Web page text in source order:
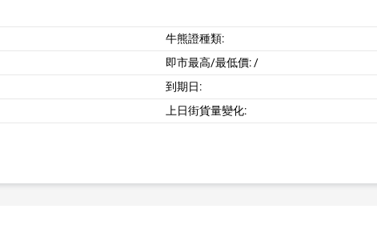
牛熊證種類:
即市最高/最低價: /
到期日:
上日街貨量變化: